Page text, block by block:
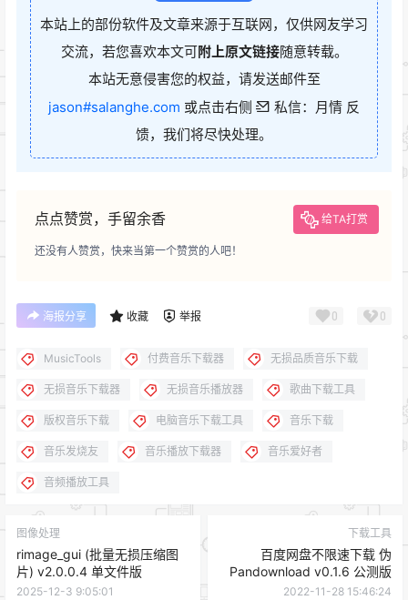
本站上的部份软件及文章来源于互联网，仅供网友学习
交流，若您喜欢本文可附上原文链接随意转载。
本站无意侵害您的权益，请发送邮件至
jason#salanghe.com 或点击右侧
私信：月情 反
馈，我们将尽快处理。
点点赞赏，手留余香 给TA打赏
还没有人赞赏，快来当第一个赞赏的人吧！
海报分享 收藏 举报 0 0
MusicTools 付费音乐下载器 无损品质音乐下载
无损音乐下载器 无损音乐播放器 歌曲下载工具
版权音乐下载 电脑音乐下载工具 音乐下载
音乐发烧友 音乐播放下载器 音乐爱好者
音频播放工具
图像处理
rimage_gui (批量无损压缩图
片) v2.0.0.4 单文件版
2025-12-3 9:05:01
下载工具
百度网盘不限速下载 伪
Pandownload v0.1.6 公测版
2022-11-28 15:46:24